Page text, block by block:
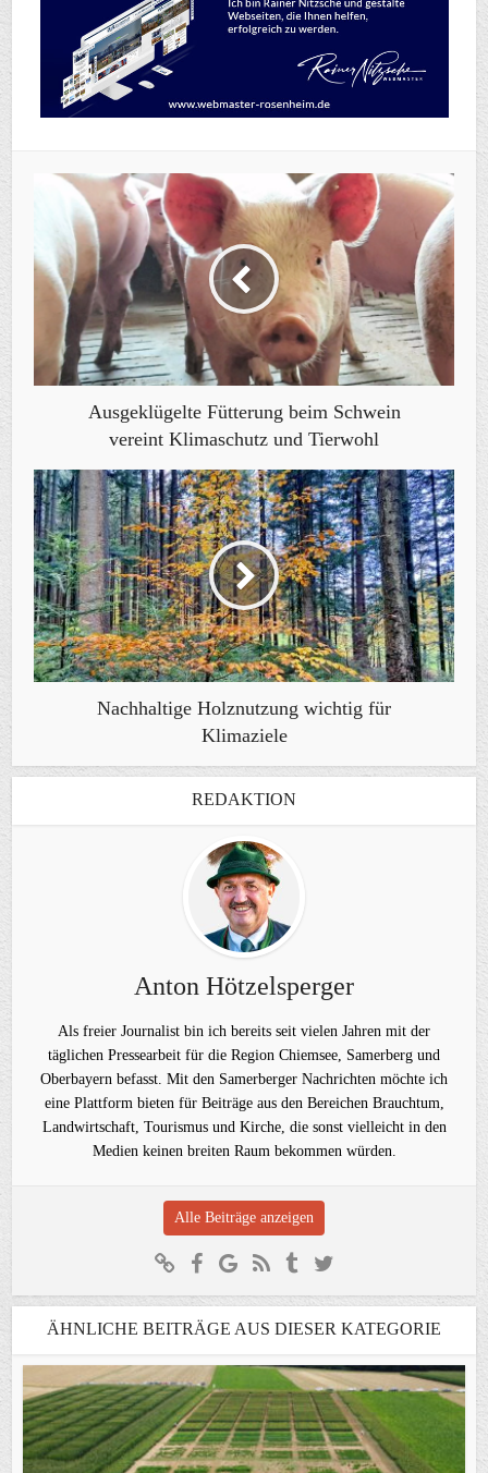
Ausgeklügelte Fütterung beim Schwein
vereint Klimaschutz und Tierwohl
Nachhaltige Holznutzung wichtig für
Klimaziele
REDAKTION
Anton Hötzelsperger
Als freier Journalist bin ich bereits seit vielen Jahren mit der
täglichen Pressearbeit für die Region Chiemsee, Samerberg und
Oberbayern befasst. Mit den Samerberger Nachrichten möchte ich
eine Plattform bieten für Beiträge aus den Bereichen Brauchtum,
Landwirtschaft, Tourismus und Kirche, die sonst vielleicht in den
Medien keinen breiten Raum bekommen würden.
Alle Beiträge anzeigen
ÄHNLICHE BEITRÄGE AUS DIESER KATEGORIE